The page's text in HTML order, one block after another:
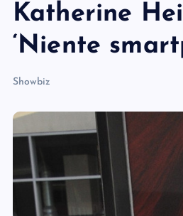
Katherine
‘Niente
Showbiz